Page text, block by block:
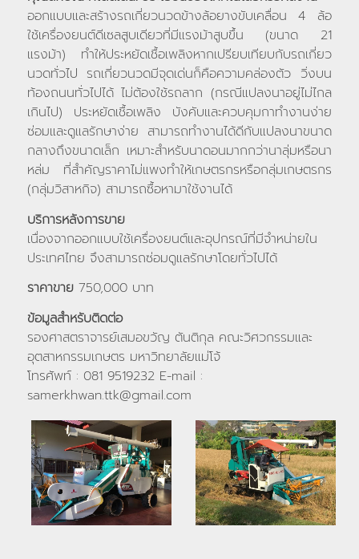
ออกแบบและสร้างรถเกี่ยวนวดข้างล้อยางขับเคลื่อน 4 ล้อ
ใช้เครื่องยนต์ดีเซลสูบเดียวที่มีแรงม้าสูบขึ้น (ขนาด 21
แรงม้า) ทำให้ประหยัดเชื้อเพลิงหากเปรียบเทียบกับรถเกี่ยว
นวดทั่วไป รถเกี่ยวนวดมีจุดเด่นก็คือความคล่องตัว วิ่งบน
ท้องถนนทั่วไปได้ ไม่ต้องใช้รถลาก (กรณีแปลงนาอยู่ไม่ไกล
เกินไป) ประหยัดเชื้อเพลิง บังคับและควบคุมกาทำงานง่าย
ซ่อมและดูแลรักษาง่าย สามารถทำงานได้ดีกับแปลงนาขนาด
กลางถึงขนาดเล็ก เหมาะสำหรับนาดอนมากกว่านาลุ่มหรือนา
หล่ม ที่สำคัญราคาไม่แพงทำให้เกษตรกรหรือกลุ่มเกษตรกร
(กลุ่มวิสาหกิจ) สามารถซื้อหามาใช้งานได้
บริการหลังการขาย
เนื่องจากออกแบบใช้เครื่องยนต์และอุปกรณ์ที่มีจำหน่ายใน
ประเทศไทย จึงสามารถซ่อมดูแลรักษาโดยทั่วไปได้
ราคาขาย750,000 บาท
ข้อมูลสำหรับติดต่อ
รองศาสตราจารย์เสมอขวัญ ตันติกุล คณะวิศวกรรมและ
อุตสาหกรรมเกษตร มหาวิทยาลัยแม่โจ้
โทรศัพท์ : 081 9519232 E-mail :
samerkhwan.ttk@gmail.com